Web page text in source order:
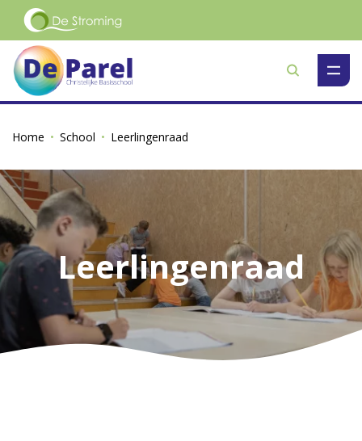
Zoeken
Home School Leerlingenraad
Leerlingenraad